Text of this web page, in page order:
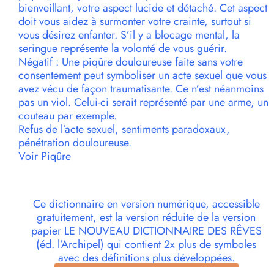
bienveillant, votre aspect lucide et détaché. Cet aspect
doit vous aidez à surmonter votre crainte, surtout si
vous désirez enfanter. S’il y a blocage mental, la
seringue représente la volonté de vous guérir.
Négatif : Une piqûre douloureuse faite sans votre
consentement peut symboliser un acte sexuel que vous
avez vécu de façon traumatisante. Ce n’est néanmoins
pas un viol. Celui-ci serait représenté par une arme, un
couteau par exemple.
Refus de l’acte sexuel, sentiments paradoxaux,
pénétration douloureuse.
Voir Piqûre
Ce dictionnaire en version numérique, accessible
gratuitement, est la version réduite de la version
papier LE NOUVEAU DICTIONNAIRE DES RÊVES
(éd. l’Archipel) qui contient 2x plus de symboles
avec des définitions plus développées.